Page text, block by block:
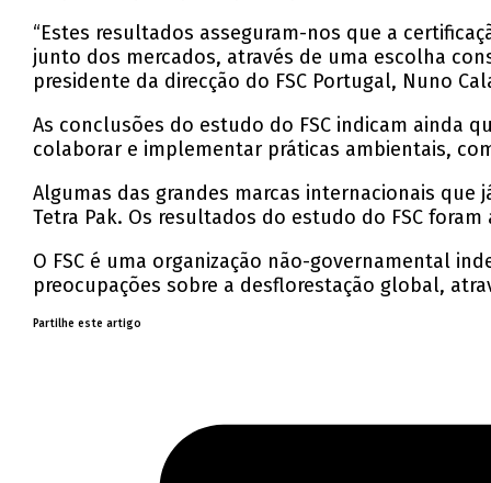
“Estes resultados asseguram-nos que a
junto dos mercados, através de uma escolha
presidente da direcção do FSC Portugal, Nuno
As conclusões do estudo do FSC indicam ainda
colaborar e implementar práticas ambientais,
Algumas das grandes marcas internacionais que
Tetra Pak. Os resultados do estudo do FSC
O FSC é uma organização não-governamental
preocupações sobre a desflorestação global,
Partilhe este artigo